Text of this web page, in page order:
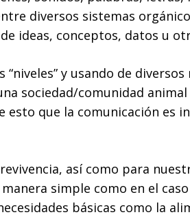
diversos sistemas
ideas, conceptos, datos u
y usando de
sociedad/comunidad
que la comunicación es
así como para
simple como en el
básicas como la